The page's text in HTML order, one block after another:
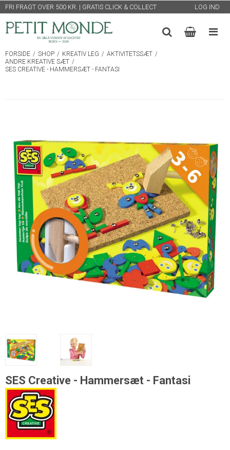
FRI FRAGT OVER 500 KR. | GRATIS CLICK & COLLECT LOG IND
FORSIDE / SHOP / KREATIV LEG / AKTIVITETSSÆT /
ANDRE KREATIVE SÆT /
SES CREATIVE - HAMMERSÆT - FANTASI
SES Creative - Hammersæt - Fantasi